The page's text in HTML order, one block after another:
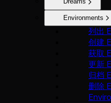
Environments
列出
创建
获取
更新
归档
删除